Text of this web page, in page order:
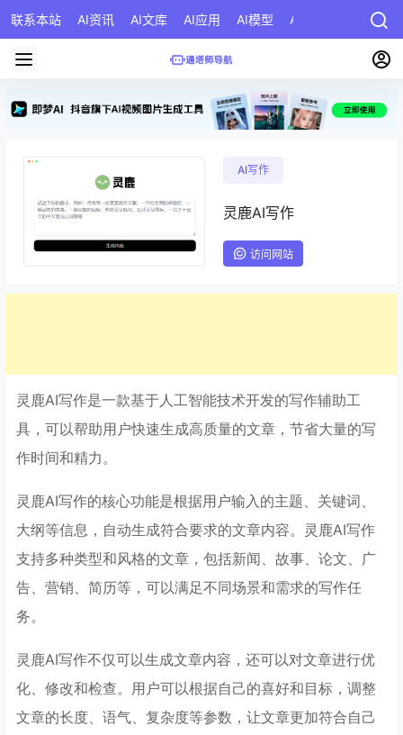
联系本站 AI资讯 AI文库 AI应用 AI模型 AI公司 AI提示词
AI写作
灵鹿AI写作
访问网站
灵鹿AI写作是一款基于人工智能技术开发的写作辅助工
具，可以帮助用户快速生成高质量的文章，节省大量的写
作时间和精力。
灵鹿AI写作的核心功能是根据用户输入的主题、关键词、
大纲等信息，自动生成符合要求的文章内容。灵鹿AI写作
支持多种类型和风格的文章，包括新闻、故事、论文、广
告、营销、简历等，可以满足不同场景和需求的写作任
务。
灵鹿AI写作不仅可以生成文章内容，还可以对文章进行优
化、修改和检查。用户可以根据自己的喜好和目标，调整
文章的长度、语气、复杂度等参数，让文章更加符合自己